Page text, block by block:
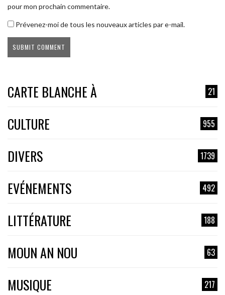
pour mon prochain commentaire.
Prévenez-moi de tous les nouveaux articles par e-mail.
CARTE BLANCHE À 21
CULTURE 955
DIVERS 1739
EVÉNEMENTS 492
LITTÉRATURE 188
MOUN AN NOU 63
MUSIQUE 217